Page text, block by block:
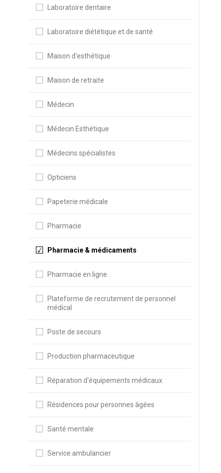
Laboratoire dentaire
Laboratoire diététique et de santé
Maison d'esthétique
Maison de retraite
Médecin
Médecin Esthétique
Médecins spécialistes
Opticiens
Papeterie médicale
Pharmacie
Pharmacie & médicaments
Pharmacie en ligne
Plateforme de recrutement de personnel
médical
Poste de secours
Production pharmaceutique
Réparation d'équipements médicaux
Résidences pour personnes âgées
Santé mentale
Service ambulancier